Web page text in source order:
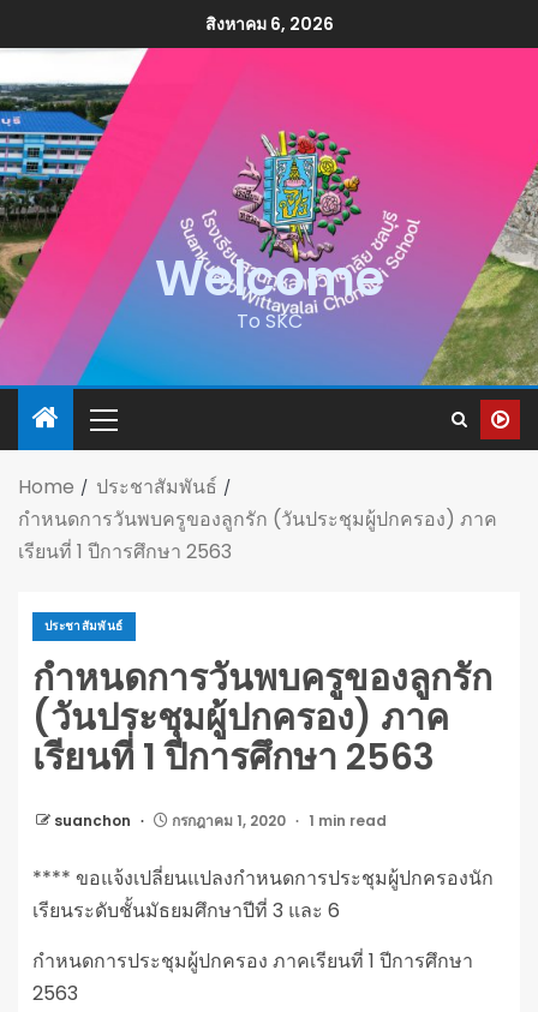
สิงหาคม 6, 2026
Welcome
To SKC
Home
ประชาสัมพันธ์
กำหนดการวันพบครูของลูกรัก (วันประชุมผู้ปกครอง) ภาค
เรียนที่ 1 ปีการศึกษา 2563
ประชาสัมพันธ์
กำหนดการวันพบครูของลูกรัก
(วันประชุมผู้ปกครอง) ภาค
เรียนที่ 1 ปีการศึกษา 2563
suanchon กรกฎาคม 1, 2020 1 min read
**** ขอแจ้งเปลี่ยนแปลงกำหนดการประชุมผู้ปกครองนัก
เรียนระดับชั้นมัธยมศึกษาปีที่ 3 และ 6
กำหนดการประชุมผู้ปกครอง ภาคเรียนที่ 1 ปีการศึกษา
2563